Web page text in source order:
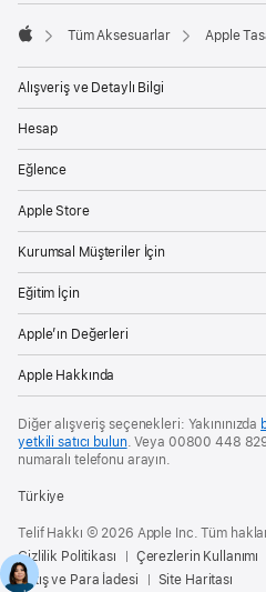
Tüm Aksesuarlar Apple
Alışveriş ve Detaylı Bilgi
Hesap
Eğlence
Apple Store
Kurumsal Müşteriler İçin
Eğitim İçin
Apple’ın Değerleri
Apple Hakkında
Diğer alışveriş seçenekleri: Yakınınızda
yetkili satıcı bulun. Veya 00800 448
numaralı telefonu arayın.
Türkiye
Telif Hakkı © 2026 Apple Inc. Tüm
Gizlilik Politikası
Çerezlerin Kullanımı
Satış ve Para İadesi
Site Haritası